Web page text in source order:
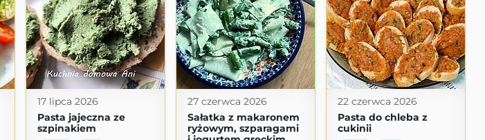
17 lipca 2026
Pasta jajeczna ze
szpinakiem
27 czerwca 2026
Sałatka z makaronem
ryżowym, szparagami
22 czerwca 2026
Pasta do chleba z
cukinii